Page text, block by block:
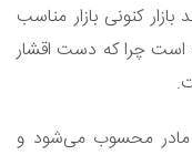
کنونی بازار مناسب
است چرا که دست اقشار
مادر محسوب می‌شود و